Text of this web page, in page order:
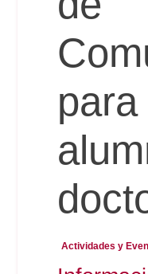
Reservas
Calendario
Horarios
Periodismo
PeriodismoSecretaría
para
Actividades y